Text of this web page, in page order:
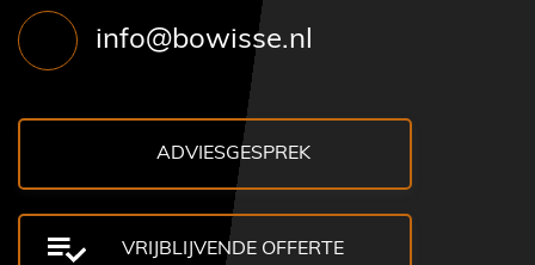
info@bowisse.nl
ADVIESGESPREK
VRIJBLIJVENDE OFFERTE